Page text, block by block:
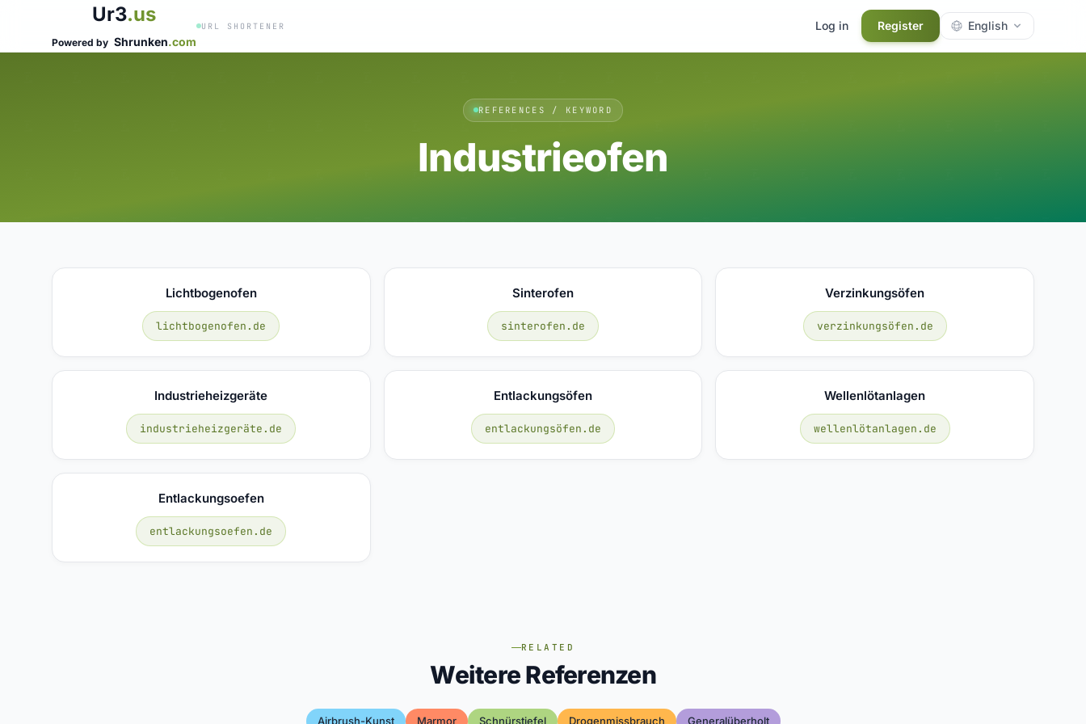
Ur3.us
Powered by Shrunken.com
URL SHORTENER Log in Register English
REFERENCES / KEYWORD
Industrieofen
Lichtbogenofen
lichtbogenofen.de
Sinterofen
sinterofen.de
Verzinkungsöfen
verzinkungsöfen.de
Industrieheizgeräte
industrieheizgeräte.de
Entlackungsöfen
entlackungsöfen.de
Wellenlötanlagen
wellenlötanlagen.de
Entlackungsoefen
entlackungsoefen.de
RELATED
Weitere Referenzen
Airbrush-Kunst Marmor Schnürstiefel Drogenmissbrauch Generalüberholt